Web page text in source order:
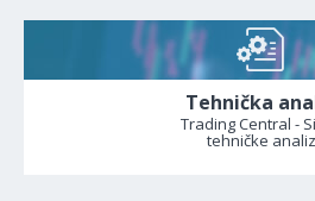
Tehnička
Trading Central -
tehničke